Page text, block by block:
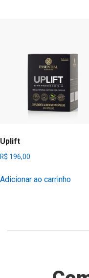
Uplift
R$ 196,00
Adicionar ao carrinho